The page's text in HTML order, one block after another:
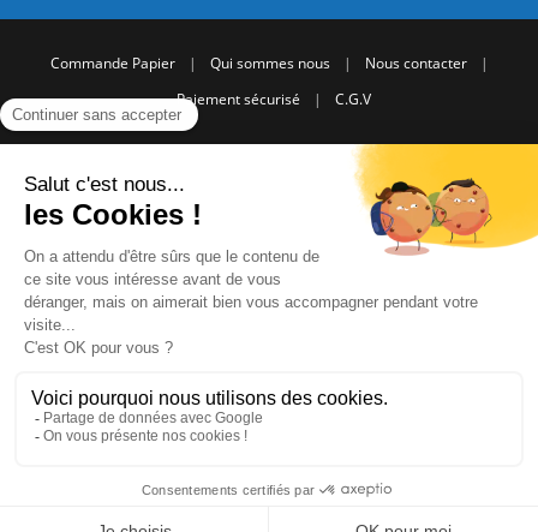
Commande Papier | Qui sommes nous | Nous contacter
|
Paiement sécurisé
| C.G.V
2008 - 2026 © CreaMagic. ALL Rights Reserved.